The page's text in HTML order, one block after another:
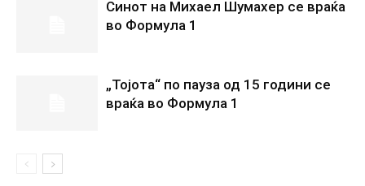
Синот на Михаел Шумахер се враќа
во Формула 1
„Тојота“ по пауза од 15 години се
враќа во Формула 1